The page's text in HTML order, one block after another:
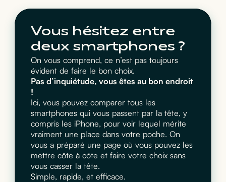
Vous hésitez entre
deux smartphones ?
On vous comprend, ce n’est pas toujours
évident de faire le bon choix.
Pas d’inquiétude, vous êtes au bon endroit
!
Ici, vous pouvez comparer tous les
smartphones qui vous passent par la tête, y
compris les iPhone, pour voir lequel mérite
vraiment une place dans votre poche. On
vous a préparé une page où vous pouvez les
mettre côte à côte et faire votre choix sans
vous casser la tête.
Simple, rapide, et efficace.